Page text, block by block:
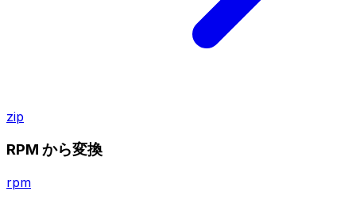
zip
RPM から変換
rpm